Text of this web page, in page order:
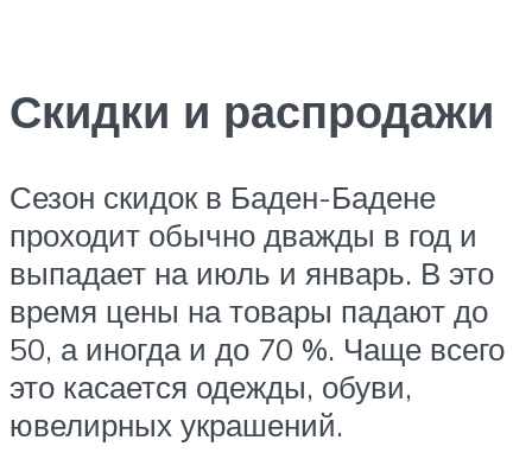
Скидки и распродажи
Сезон скидок в Баден-Бадене
проходит обычно дважды в год и
выпадает на июль и январь. В это
время цены на товары падают до
50, а иногда и до 70 %. Чаще всего
это касается одежды, обуви,
ювелирных украшений.